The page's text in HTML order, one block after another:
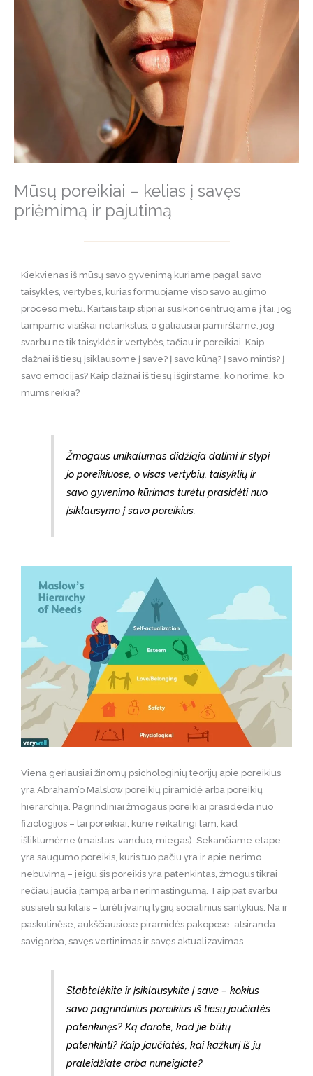
Mūsų poreikiai – kelias į savęs
priėmimą ir pajutimą
Kiekvienas iš mūsų savo gyvenimą kuriame pagal savo
taisykles, vertybes, kurias formuojame viso savo augimo
proceso metu. Kartais taip stipriai susikoncentruojame į tai, jog
tampame visiškai nelankstūs, o galiausiai pamirštame, jog
svarbu ne tik taisyklės ir vertybės, tačiau ir poreikiai. Kaip
dažnai iš tiesų įsiklausome į save? Į savo kūną? Į savo mintis? Į
savo emocijas? Kaip dažnai iš tiesų išgirstame, ko norime, ko
mums reikia?
Žmogaus unikalumas didžiąja dalimi ir slypi
jo poreikiuose, o visas vertybių, taisyklių ir
savo gyvenimo kūrimas turėtų prasidėti nuo
įsiklausymo į savo poreikius.
Viena geriausiai žinomų psichologinių teorijų apie poreikius
yra Abraham’o Malslow poreikių piramidė arba poreikių
hierarchija. Pagrindiniai žmogaus poreikiai prasideda nuo
fiziologijos – tai poreikiai, kurie reikalingi tam, kad
išliktumėme (maistas, vanduo, miegas). Sekančiame etape
yra saugumo poreikis, kuris tuo pačiu yra ir apie nerimo
nebuvimą – jeigu šis poreikis yra patenkintas, žmogus tikrai
rečiau jaučia įtampą arba nerimastingumą. Taip pat svarbu
susisieti su kitais – turėti įvairių lygių socialinius santykius. Na ir
paskutinėse, aukščiausiose piramidės pakopose, atsiranda
savigarba, savęs vertinimas ir savęs aktualizavimas.
Stabtelėkite ir įsiklausykite į save – kokius
savo pagrindinius poreikius iš tiesų jaučiatės
patenkinęs? Ką darote, kad jie būtų
patenkinti? Kaip jaučiatės, kai kažkurį iš jų
praleidžiate arba nuneigiate?